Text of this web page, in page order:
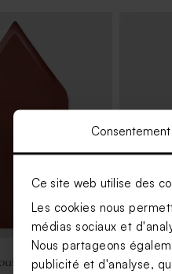
Consentement
Ce site web utilise des
Les cookies nous
médias sociaux et
Nous partageons
publicité et d'analyse,